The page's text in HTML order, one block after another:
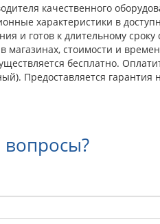
качественного
характеристики в
и готов к длительному сроку
стоимости и
бесплатно.
Предоставляется гарантия
вопросы?